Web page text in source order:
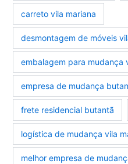
carreto vila mariana
desmontagem de móveis
embalagem para mudança
empresa de mudança
frete residencial butantã
logística de mudança vila
melhor empresa de